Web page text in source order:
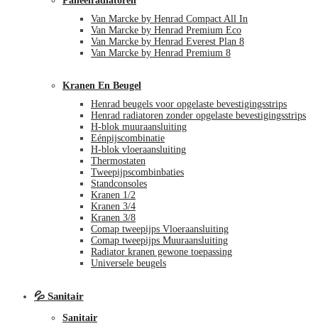
Van Marcke by Henrad Compact All In
Van Marcke by Henrad Premium Eco
Van Marcke by Henrad Everest Plan 8
Van Marcke by Henrad Premium 8
Kranen En Beugel
Henrad beugels voor opgelaste bevestigingsstrips
Henrad radiatoren zonder opgelaste bevestigingsstrips
H-blok muuraansluiting
Eénpijscombinatie
H-blok vloeraansluiting
Thermostaten
Tweepijpscombinbaties
Standconsoles
Kranen 1/2
Kranen 3/4
Kranen 3/8
Comap tweepijps Vloeraansluiting
Comap tweepijps Muuraansluiting
Radiator kranen gewone toepassing
Universele beugels
💦 Sanitair
Sanitair